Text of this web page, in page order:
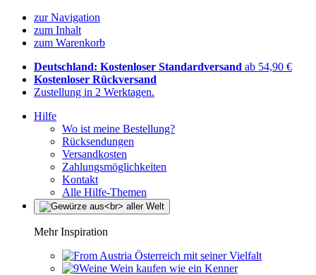
zur Navigation
zum Inhalt
zum Warenkorb
Deutschland: Kostenloser Standardversand ab 54,90 €
Kostenloser Rückversand
Zustellung in 2 Werktagen.
Hilfe
Wo ist meine Bestellung?
Rücksendungen
Versandkosten
Zahlungsmöglichkeiten
Kontakt
Alle Hilfe-Themen
Mehr Inspiration
Österreich mit seiner Vielfalt
Wein kaufen wie ein Kenner